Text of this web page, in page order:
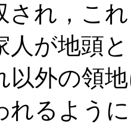
され，こ
人が地頭
以外の領
れるよう